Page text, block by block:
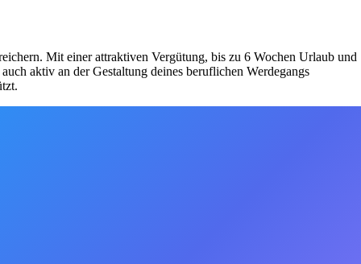
Mit einer attraktiven Vergütung, bis zu 6 Wochen Urlaub und
aktiv an der Gestaltung deines beruflichen Werdegangs